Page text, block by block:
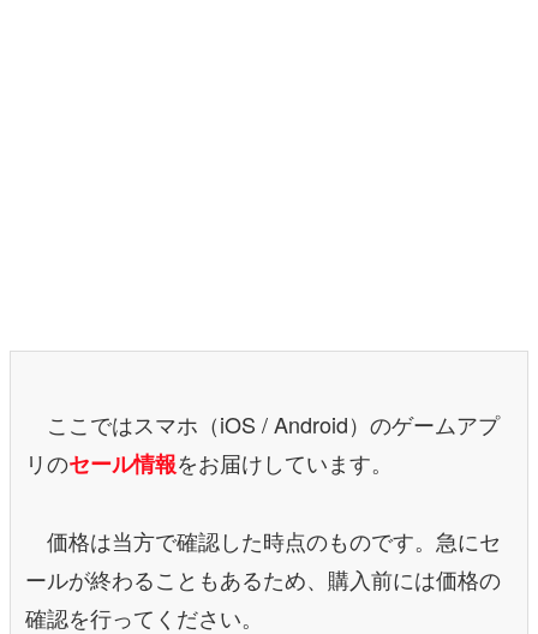
アプリレビュー
電ファミニコゲーマーとは？
ここではスマホ（iOS / Android）のゲームアプ
リのセール情報をお届けしています。
価格は当方で確認した時点のものです。急にセ
ールが終わることもあるため、購入前には価格の
確認を行ってください。